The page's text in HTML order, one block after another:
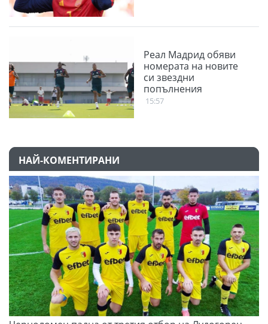
Реал Мадрид обяви
номерата на новите
си звездни
попълнения
15:57
НАЙ-КОМЕНТИРАНИ